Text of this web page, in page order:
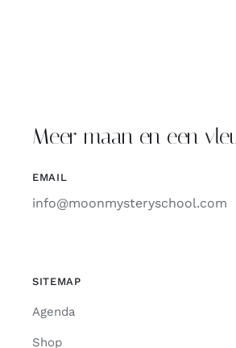
Meer maan en een
EMAIL
info@moonmysteryschool.com
SITEMAP
Agenda
Shop